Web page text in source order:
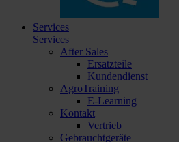
Services
Services
After Sales
Ersatzteile
Kundendienst
AgroTraining
E-Learning
Kontakt
Vertrieb
Gebrauchtgeräte